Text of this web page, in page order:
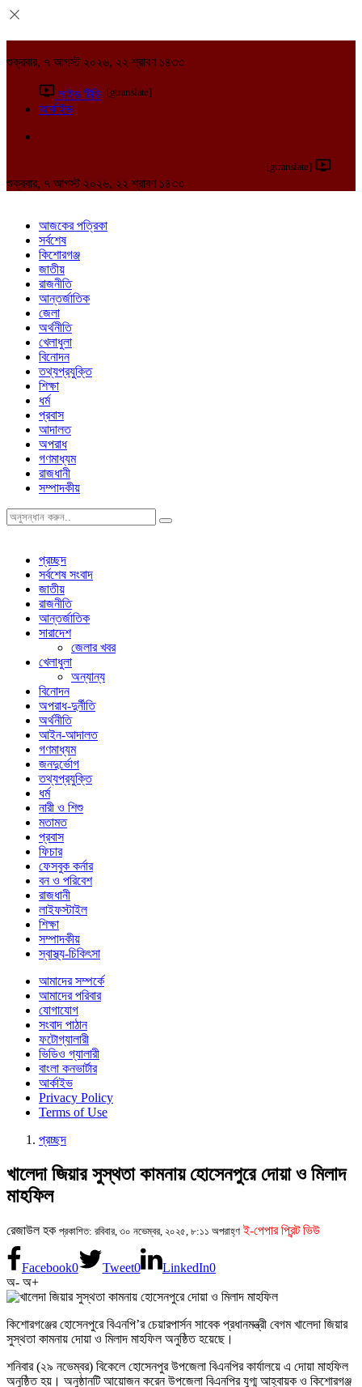
শুক্রবার, ৭ আগস্ট ২০২৬, ২২ শ্রাবণ ১৪৩৩
লাইভ টিভি [gtranslate]
আর্কাইভ
[gtranslate]
শুক্রবার, ৭ আগস্ট ২০২৬, ২২ শ্রাবণ ১৪৩৩
আজকের পত্রিকা
সর্বশেষ
কিশোরগঞ্জ
জাতীয়
রাজনীতি
আন্তর্জাতিক
জেলা
অর্থনীতি
খেলাধুলা
বিনোদন
তথ্যপ্রযুক্তি
শিক্ষা
ধর্ম
প্রবাস
আদালত
অপরাধ
গণমাধ্যম
রাজধানী
সম্পাদকীয়
প্রচ্ছদ
সর্বশেষ সংবাদ
জাতীয়
রাজনীতি
আন্তর্জাতিক
সারাদেশ
জেলার খবর
খেলাধুলা
অন্যান্য
বিনোদন
অপরাধ-দুর্নীতি
অর্থনীতি
আইন-আদালত
গণমাধ্যম
জনদুর্ভোগ
তথ্যপ্রযুক্তি
ধর্ম
নারী ও শিশু
মতামত
প্রবাস
ফিচার
ফেসবুক কর্নার
বন ও পরিবেশ
রাজধানী
লাইফস্টাইল
শিক্ষা
সম্পাদকীয়
স্বাস্থ্য-চিকিৎসা
আমাদের সম্পর্কে
আমাদের পরিবার
যোগাযোগ
সংবাদ পাঠান
ফটোগ্যালারী
ভিডিও গ্যালারী
বাংলা কনভার্টার
আর্কাইভ
Privacy Policy
Terms of Use
প্রচ্ছদ
খালেদা জিয়ার সুস্থতা কামনায় হোসেনপুরে দোয়া ও মিলাদ
মাহফিল
রেজাউল হক প্রকাশিত: রবিবার, ৩০ নভেম্বর, ২০২৫, ৮:১১ অপরাহ্ণ ই-পেপার প্রিন্ট ভিউ
Facebook0 Tweet0 LinkedIn0
অ- অ+
কিশোরগঞ্জের হোসেনপুরে বিএনপি’র চেয়ারপার্সন সাবেক প্রধানমন্ত্রী বেগম খালেদা জিয়ার
সুস্থতা কামনায় দোয়া ও মিলাদ মাহফিল অনুষ্ঠিত হয়েছে।
শনিবার (২৯ নভেম্বর) বিকেলে হোসেনপুর উপজেলা বিএনপির কার্যালয়ে এ দোয়া মাহফিল
অনুষ্ঠিত হয়। অনুষ্ঠানটি আয়োজন করেন উপজেলা বিএনপির যুগ্ম আহ্বায়ক ও কিশোরগঞ্জ